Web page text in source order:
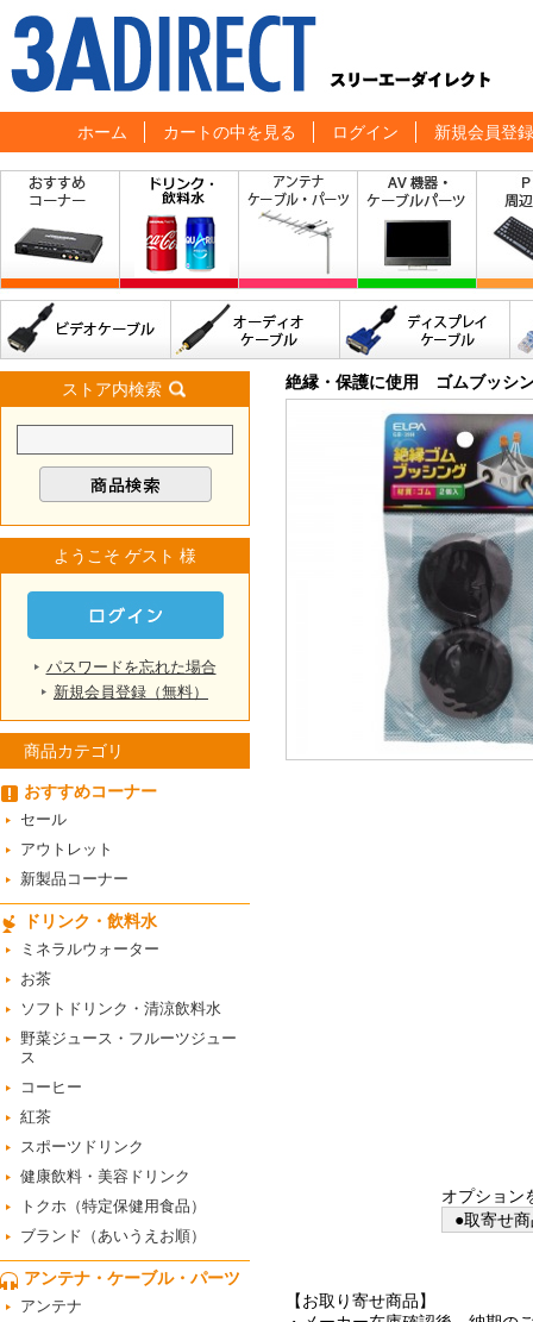
ホーム カートの中を見る ログイン 新規会員登録
ストア内検索
ようこそ ゲスト 様
パスワードを忘れた場合
新規会員登録（無料）
商品カテゴリ
おすすめコーナー
セール
アウトレット
新製品コーナー
ドリンク・飲料水
ミネラルウォーター
お茶
ソフトドリンク・清涼飲料水
野菜ジュース・フルーツジュー
ス
コーヒー
紅茶
スポーツドリンク
健康飲料・美容ドリンク
トクホ（特定保健用食品）
ブランド（あいうえお順）
アンテナ・ケーブル・パーツ
アンテナ
絶縁・保護に使用 ゴムブッ
オプション
●取寄せ
【お取り寄せ商品】